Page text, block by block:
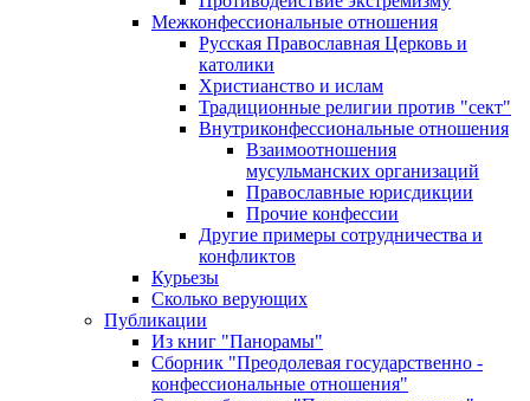
Межконфессиональные отношения
Русская Православная Церковь и
католики
Христианство и ислам
Традиционные религии против "сект"
Внутриконфессиональные отношения
Взаимоотношения
мусульманских организаций
Православные юрисдикции
Прочие конфессии
Другие примеры сотрудничества и
конфликтов
Курьезы
Сколько верующих
Публикации
Из книг "Панорамы"
Сборник "Преодолевая государственно -
конфессиональные отношения"